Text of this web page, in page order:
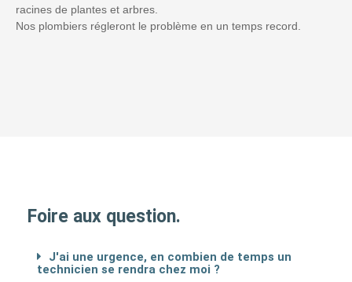
racines de plantes et arbres.
Nos plombiers régleront le problème en un temps record.
Foire aux question.
J'ai une urgence, en combien de temps un
technicien se rendra chez moi ?